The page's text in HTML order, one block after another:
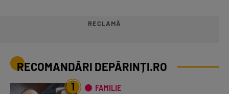
RECLAMĂ
RECOMANDĂRI DEPĂRINȚI.RO
1 FAMILIE